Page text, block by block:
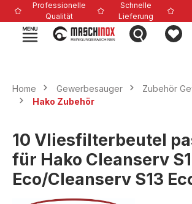
springen
Professionelle
Qualität
Schnelle
Lieferung
Home Gewerbesauger
Zubehör
Hako Zubehör
10 Vliesfilterbeutel
für Hako Cleanserv
Eco/Cleanserv S13